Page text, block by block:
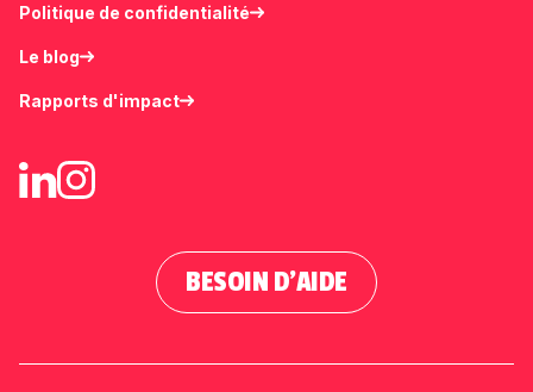
Politique de confidentialité
Le blog
Rapports d'impact
BESOIN D'AIDE